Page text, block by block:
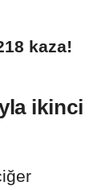
kaza!
ikinci